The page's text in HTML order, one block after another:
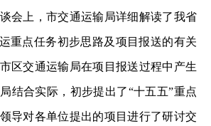
会上，市交通运输局详细解读了我省
重点任务初步思路及项目报送的有关
区交通运输局在项目报送过程中产生
结合实际，初步提出了“十五五”重点
导对各单位提出的项目进行了研讨交